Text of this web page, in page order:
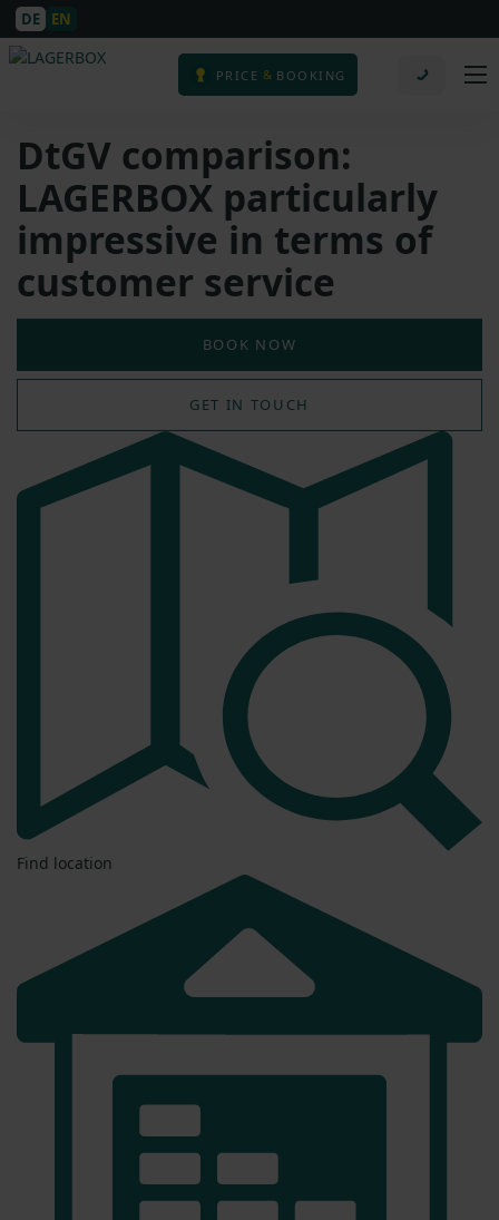
DE EN
PRICE & BOOKING
DtGV comparison:
LAGERBOX particularly
impressive in terms of
customer service
BOOK NOW
GET IN TOUCH
Find location